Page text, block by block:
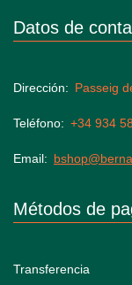
Datos de
Dirección Passeig
Teléfono +34 934
Email
Métodos de
Transferencia